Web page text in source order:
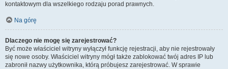
kontaktowym dla wszelkiego rodzaju porad prawnych.
Na górę
Dlaczego nie mogę się zarejestrować?
Być może właściciel witryny wyłączył funkcję rejestracji, aby nie rejestrowały
się nowe osoby. Właściciel witryny mógł także zablokować twój adres IP lub
zabronił nazwy użytkownika, którą próbujesz zarejestrować. W sprawie